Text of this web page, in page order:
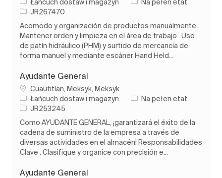
Łańcuch dostaw i magazyn
Na pełen etat
Identyfikator zadania
JR267470
Acomodo y organización de productos manualmente .
Mantener orden y limpieza en el área de trabajo . Uso
de patín hidráulico (PHM) y surtido de mercancía de
forma manuel y mediante escáner Hand Held...
Ayudante General
Lokalizacja
Cuautitlan, Meksyk, Meksyk
Kategoria
Łańcuch dostaw i magazyn Rodzaj pracy
Na pełen etat
Identyfikator zadania
JR253245
Como AYUDANTE GENERAL, ¡garantizará el éxito de la
cadena de suministro de la empresa a través de
diversas actividades en el almacén! Responsabilidades
Clave . Clasifique y organice con precisión e...
Ayudante General